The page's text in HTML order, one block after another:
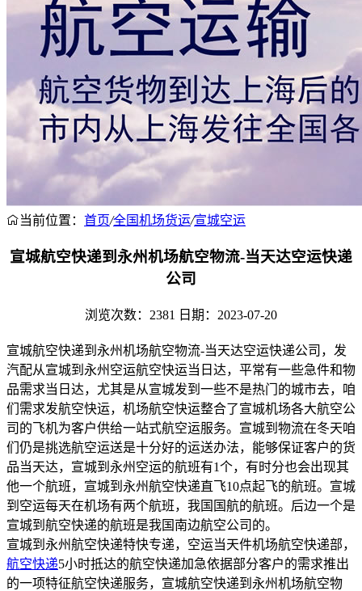
当前位置： 首页/全国机场货运/宣城空运
宣城航空快递到永州机场航空物流-当天达空运快递
公司
浏览次数：2381 日期：2023-07-20
宣城航空快递到永州机场航空物流-当天达空运快递公司，发
汽配从宣城到永州空运航空快运当日达，平常有一些急件和物
品需求当日达，尤其是从宣城发到一些不是热门的城市去，咱
们需求发航空快运，机场航空快运整合了宣城机场各大航空公
司的飞机为客户供给一站式航空运服务。宣城到物流在冬天咱
们仍是挑选航空运送是十分好的运送办法，能够保证客户的货
品当天达，宣城到永州空运的航班有1个，有时分也会出现其
他一个航班，宣城到永州航空快递直飞10点起飞的航班。宣城
到空运每天在机场有两个航班，我国国航的航班。后边一个是
宣城到航空快递的航班是我国南边航空公司的。
宣城到永州航空快递特快专递，空运当天件机场航空快递部，
航空快递5小时抵达的航空快递加急依据部分客户的需求推出
的一项特征航空快递服务，宣城航空快递到永州机场航空物